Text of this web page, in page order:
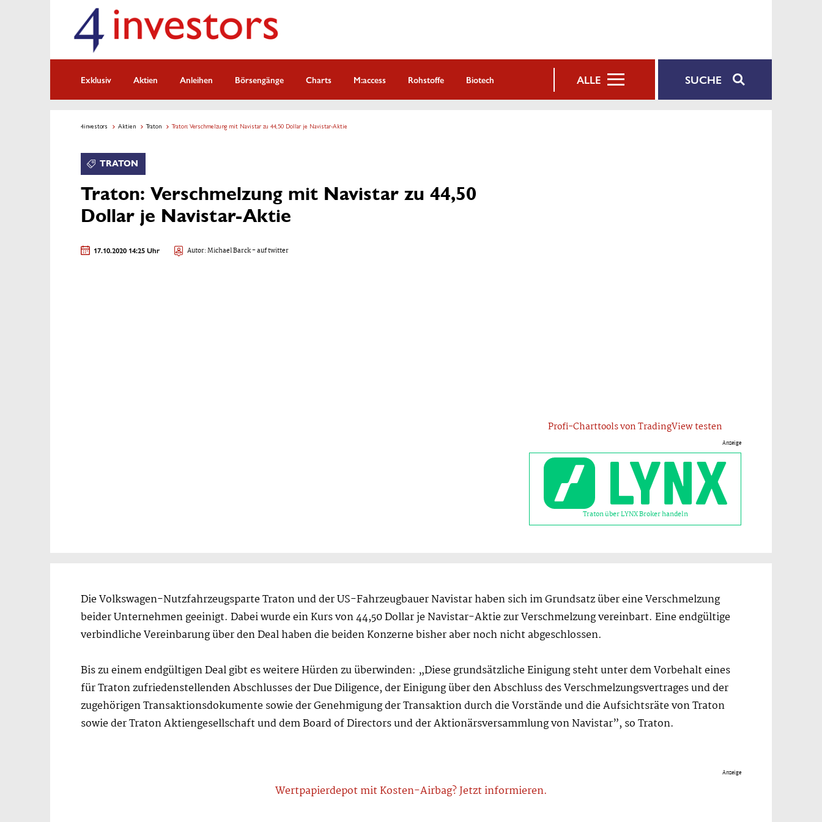
SUCHE
ALLE
Exklusiv Aktien Anleihen Börsengänge Charts M:access Rohstoffe Biotech
4investors Aktien Traton Traton: Verschmelzung mit Navistar zu 44,50 Dollar je Navistar-Aktie
TRATON
Traton: Verschmelzung mit Navistar zu 44,50
Dollar je Navistar-Aktie
17.10.2020 14:25 Uhr Autor:Michael Barck- auf twitter
Profi-Charttools von TradingView testen
Anzeige
Traton über LYNX Broker handeln
Die Volkswagen-Nutzfahrzeugsparte Traton und der US-Fahrzeugbauer Navistar haben sich im Grundsatz über eine Verschmelzung
beider Unternehmen geeinigt. Dabei wurde ein Kurs von 44,50 Dollar je Navistar-Aktie zur Verschmelzung vereinbart. Eine endgültige
verbindliche Vereinbarung über den Deal haben die beiden Konzerne bisher aber noch nicht abgeschlossen.
Bis zu einem endgültigen Deal gibt es weitere Hürden zu überwinden: „Diese grundsätzliche Einigung steht unter dem Vorbehalt eines
für Traton zufriedenstellenden Abschlusses der Due Diligence, der Einigung über den Abschluss des Verschmelzungsvertrages und der
zugehörigen Transaktionsdokumente sowie der Genehmigung der Transaktion durch die Vorstände und die Aufsichtsräte von Traton
sowie der Traton Aktiengesellschaft und dem Board of Directors und der Aktionärsversammlung von Navistar”, so Traton.
Anzeige
Wertpapierdepot mit Kosten-Airbag? Jetzt informieren.